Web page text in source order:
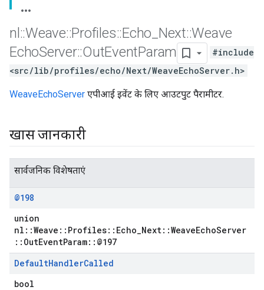
nl ::Weave::Profiles::Echo Next::Weave
EchoServer::OutEventParam
#include
<src/lib/profiles/echo/Next/WeaveEchoServer.h>
WeaveEchoServer एपीआई इवेंट के लिए आउटपुट पैरामीटर.
खास जानकारी
सार्वजनिक विशेषताएं
@198
union
nl::Weave::Profiles::Echo_Next::WeaveEchoServer
::OutEventParam::@197
DefaultHandlerCalled
bool